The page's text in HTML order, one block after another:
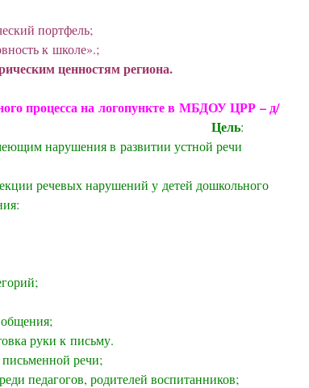
портфель;
к школе».;
ценностям региона.
процесса на логопункте в МБДОУ ЦРР – д/
Цель:
нарушения в развитии устной речи
речевых нарушений у детей дошкольного
руки к письму.
речи;
педагогов, родителей воспитанников;